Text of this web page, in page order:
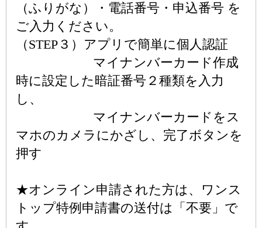
（ふりがな）・電話番号・申込番号 を
ご入力ください。
（STEP３）アプリで簡単に個人認証
マイナンバーカード作成
時に設定した暗証番号２種類を入力
し、
マイナンバーカードをス
マホのカメラにかざし、完了ボタンを
押す
★オンライン申請された方は、ワンス
トップ特例申請書の送付は「不要」で